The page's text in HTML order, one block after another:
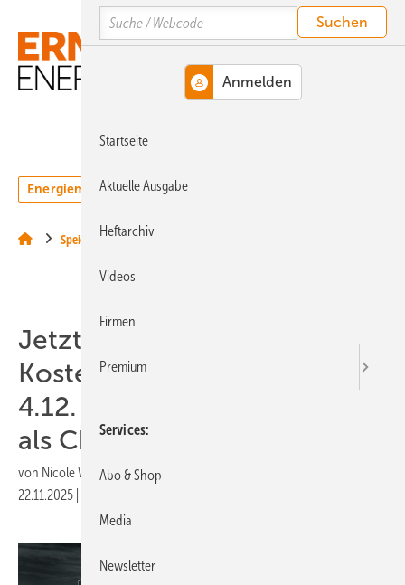
Hauptinhalt
Hauptmenü
SiteSearch
Energiemarkt Technologie
Speicher
Jetzt schnell anmelden:
Kostenloses Webinar am
4.12. zu Schnellladesäulen
als Chance
von Nicole Weinhold
22.11.2025
Search
Startseite
Aktuelle Ausgabe
Heftarchiv
Videos
Firmen
Premium
Services
Abo & Shop
Media
Newsletter